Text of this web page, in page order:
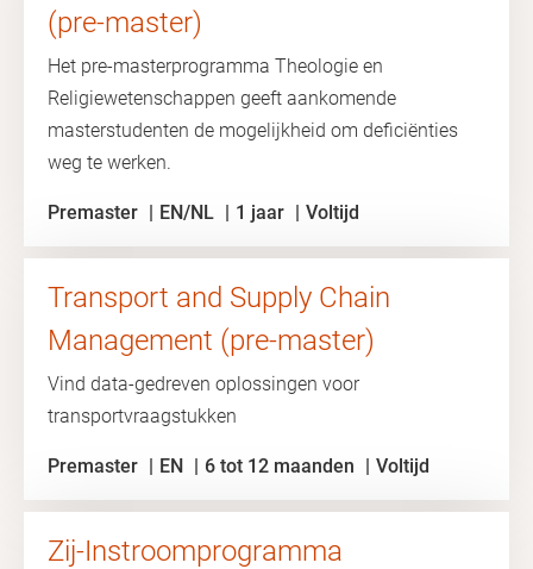
(pre-master)
Het pre-masterprogramma Theologie en
Religiewetenschappen geeft aankomende
masterstudenten de mogelijkheid om deficiënties
weg te werken.
Premaster EN/NL 1 jaar Voltijd
Transport and Supply Chain
Management (pre-master)
Vind data-gedreven oplossingen voor
transportvraagstukken
Premaster EN 6 tot 12 maanden Voltijd
Zij-Instroomprogramma